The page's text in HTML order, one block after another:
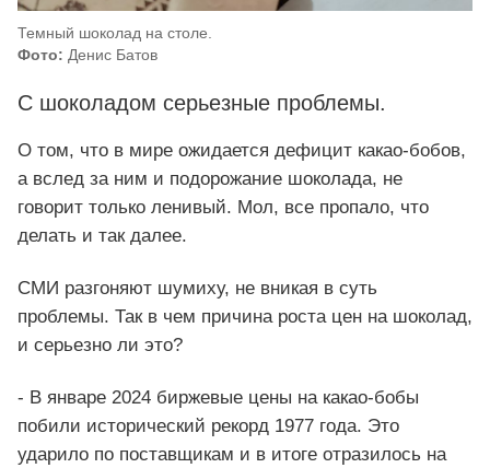
Темный шоколад на столе.
Фото: Денис Батов
С шоколадом серьезные проблемы.
О том, что в мире ожидается дефицит какао-бобов,
а вслед за ним и подорожание шоколада, не
говорит только ленивый. Мол, все пропало, что
делать и так далее.
СМИ разгоняют шумиху, не вникая в суть
проблемы. Так в чем причина роста цен на шоколад,
и серьезно ли это?
- В январе 2024 биржевые цены на какао-бобы
побили исторический рекорд 1977 года. Это
ударило по поставщикам и в итоге отразилось на